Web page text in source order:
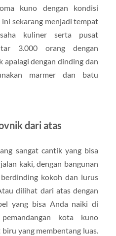
kuno dengan kondisi
sekarang menjadi tempat
kuliner serta pusat
3.000 orang dengan
apalagi dengan dinding dan
marmer dan batu
dari atas
sangat cantik yang bisa
kaki, dengan bangunan
kokoh dan lurus
dilihat dari atas dengan
yang bisa Anda naiki di
kota kuno
yang membentang luas.